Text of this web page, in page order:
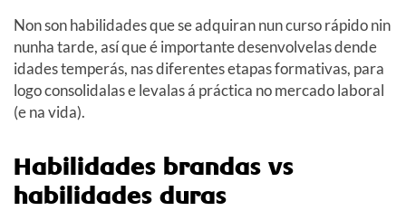
Non son habilidades que se adquiran nun curso rápido nin
nunha tarde, así que é importante desenvolvelas dende
idades temperás, nas diferentes etapas formativas, para
logo consolidalas e levalas á práctica no mercado laboral
(e na vida).
Habilidades brandas vs
habilidades duras